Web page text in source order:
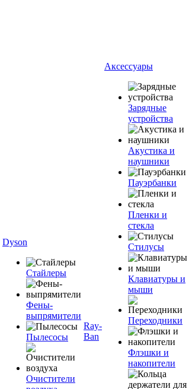
Dyson
Стайлеры
Фены-
выпрямители
Пылесосы
Очистители
Ray-
Ban
Аксессуары
Зарядные
устройства
Акустика и
наушники
Пауэрбанки
Пленки и
стекла
Стилусы
Клавиатуры и
мыши
Переходники
Флэшки и
накопители